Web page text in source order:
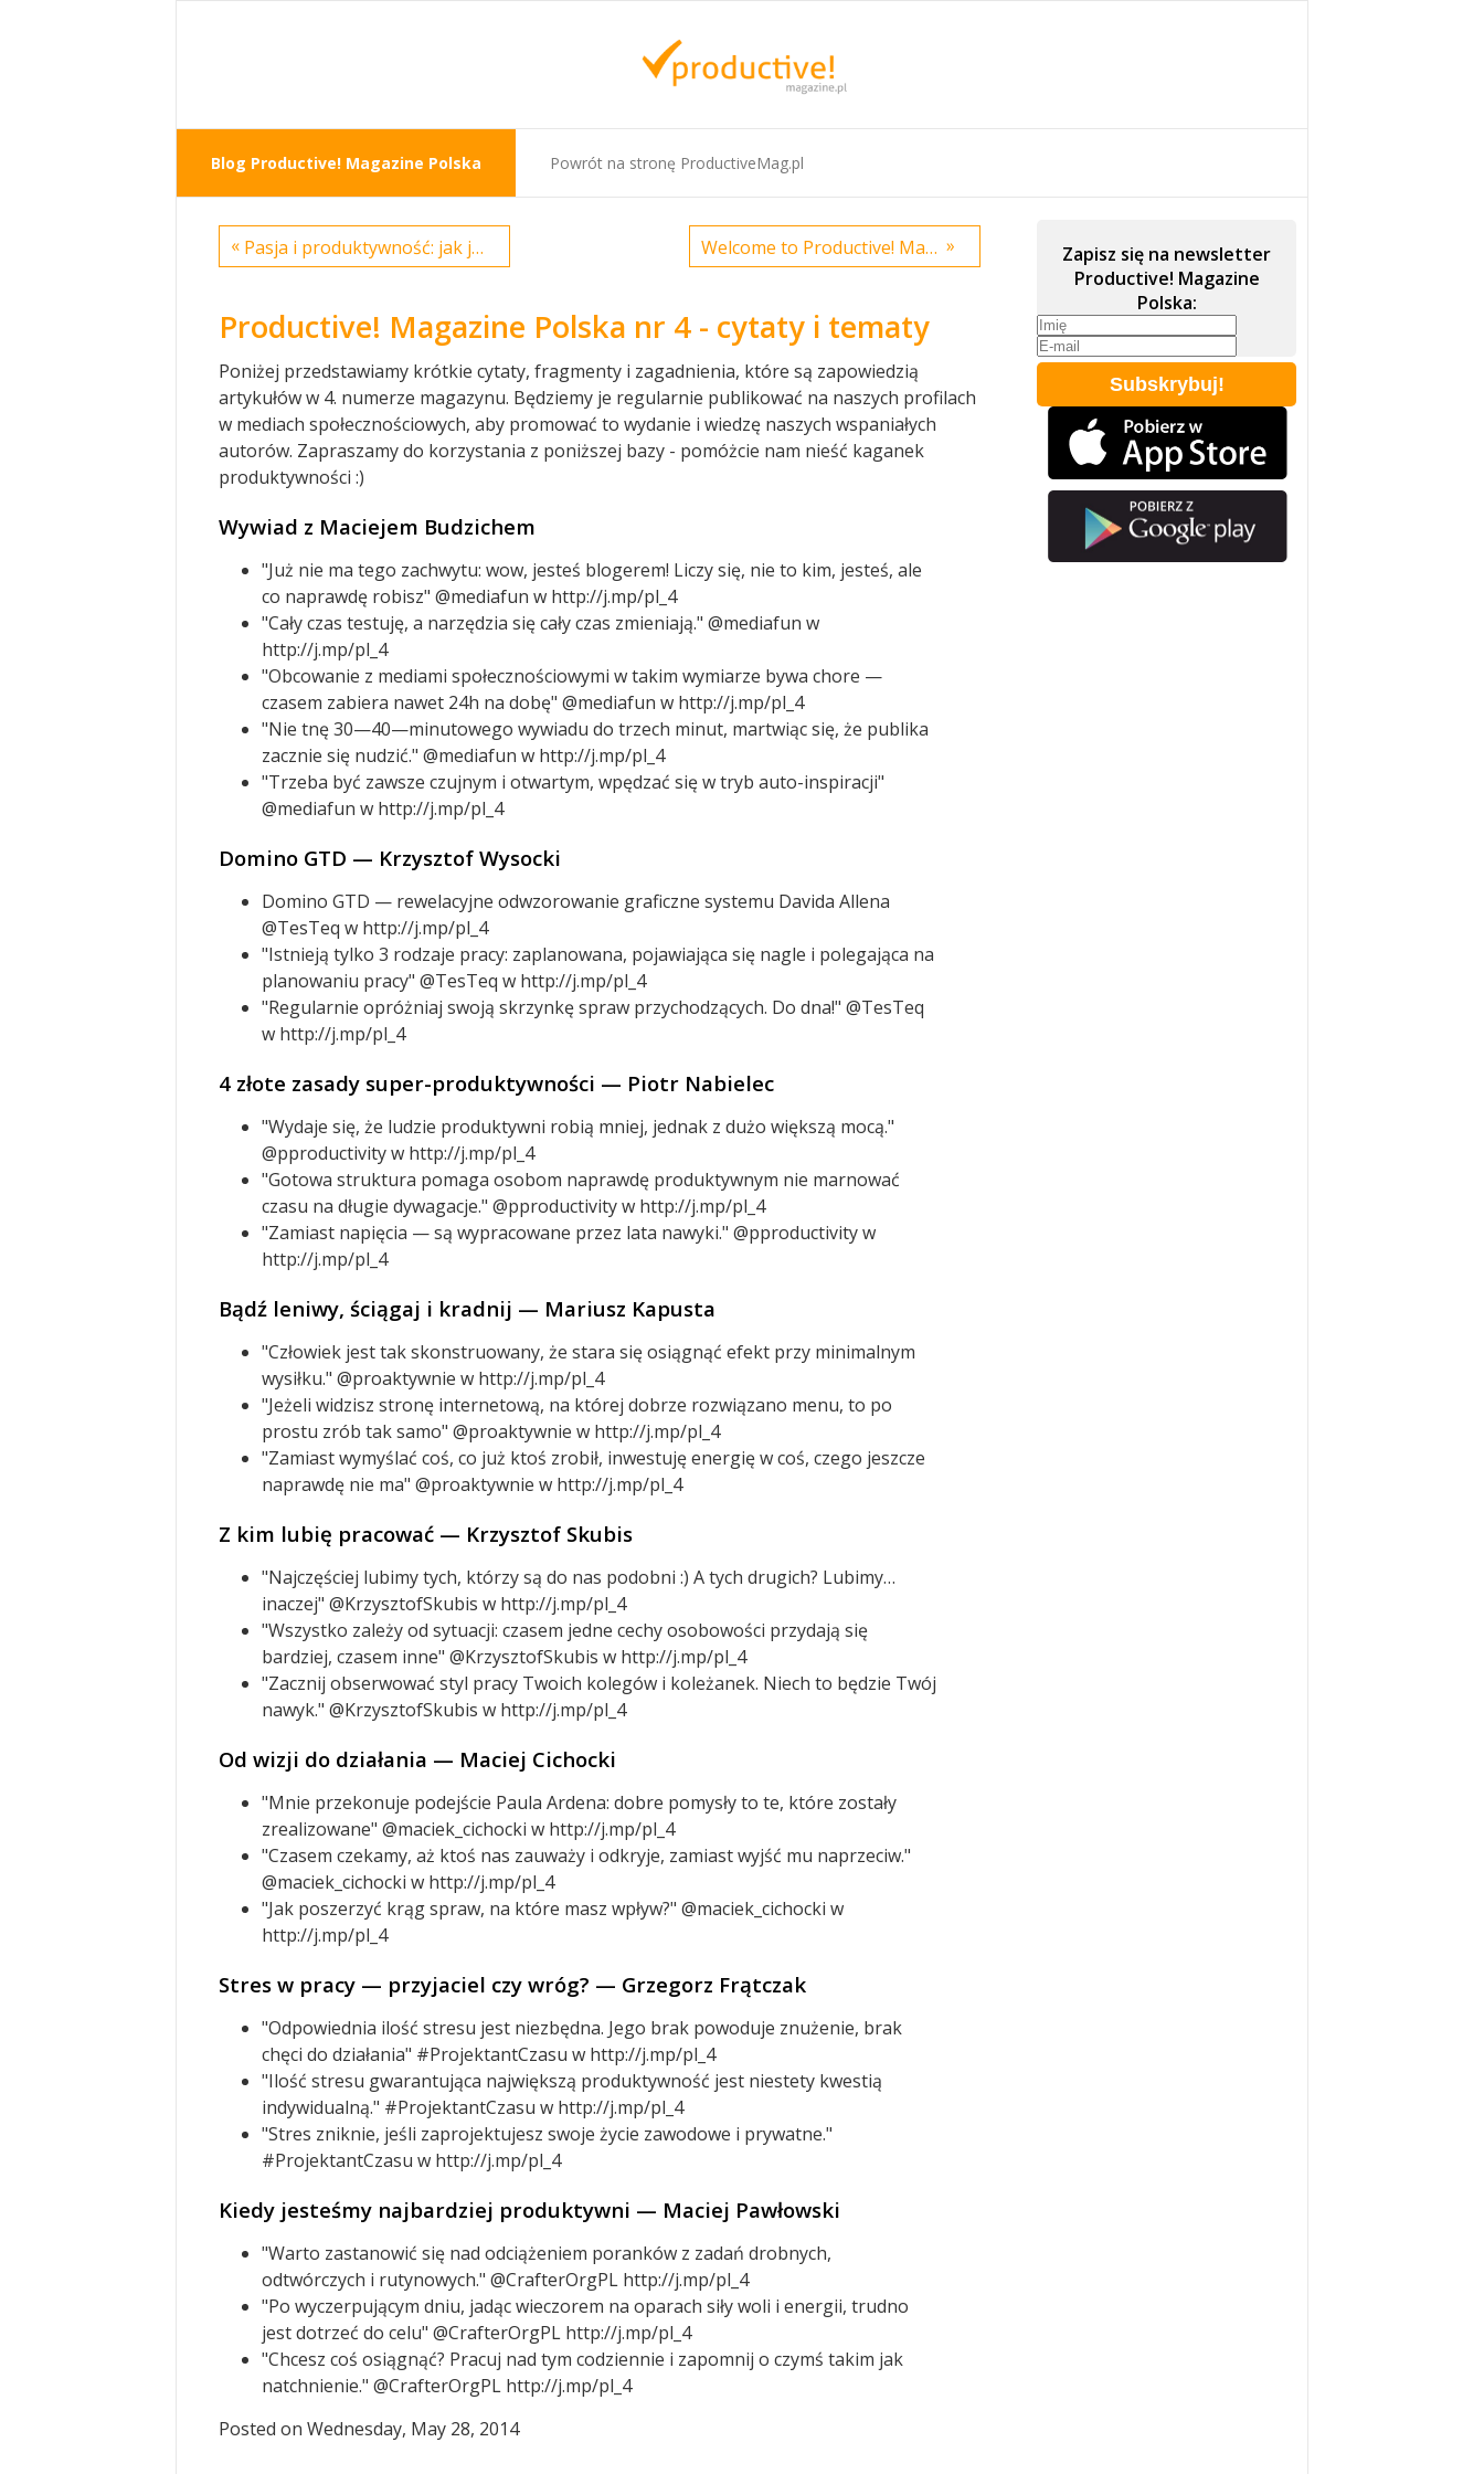
Blog Productive! Magazine Polska Powrót na stronę ProductiveMag.pl
« Pasja i produktywność: jak je połączyć i osiągać cele? Czytaj Productive! Welcome to Productive! Mag Blog »
Productive! Magazine Polska nr 4 - cytaty i tematy
Poniżej przedstawiamy krótkie cytaty, fragmenty i zagadnienia, które są zapowiedzią
artykułów w 4. numerze magazynu. Będziemy je regularnie publikować na naszych profilach
w mediach społecznościowych, aby promować to wydanie i wiedzę naszych wspaniałych
autorów. Zapraszamy do korzystania z poniższej bazy - pomóżcie nam nieść kaganek
produktywności :)
Wywiad z Maciejem Budzichem
"Już nie ma tego zachwytu: wow, jesteś blogerem! Liczy się, nie to kim, jesteś, ale
co naprawdę robisz" @mediafun w http://j.mp/pl_4
"Cały czas testuję, a narzędzia się cały czas zmieniają." @mediafun w
http://j.mp/pl_4
"Obcowanie z mediami społecznościowymi w takim wymiarze bywa chore —
czasem zabiera nawet 24h na dobę" @mediafun w http://j.mp/pl_4
"Nie tnę 30—40—minutowego wywiadu do trzech minut, martwiąc się, że publika
zacznie się nudzić." @mediafun w http://j.mp/pl_4
"Trzeba być zawsze czujnym i otwartym, wpędzać się w tryb auto-inspiracji"
@mediafun w http://j.mp/pl_4
Domino GTD — Krzysztof Wysocki
Domino GTD — rewelacyjne odwzorowanie graficzne systemu Davida Allena
@TesTeq w http://j.mp/pl_4
"Istnieją tylko 3 rodzaje pracy: zaplanowana, pojawiająca się nagle i polegająca na
planowaniu pracy" @TesTeq w http://j.mp/pl_4
"Regularnie opróżniaj swoją skrzynkę spraw przychodzących. Do dna!" @TesTeq
w http://j.mp/pl_4
4 złote zasady super-produktywności — Piotr Nabielec
"Wydaje się, że ludzie produktywni robią mniej, jednak z dużo większą mocą."
@pproductivity w http://j.mp/pl_4
"Gotowa struktura pomaga osobom naprawdę produktywnym nie marnować
czasu na długie dywagacje." @pproductivity w http://j.mp/pl_4
"Zamiast napięcia — są wypracowane przez lata nawyki." @pproductivity w
http://j.mp/pl_4
Bądź leniwy, ściągaj i kradnij — Mariusz Kapusta
"Człowiek jest tak skonstruowany, że stara się osiągnąć efekt przy minimalnym
wysiłku." @proaktywnie w http://j.mp/pl_4
"Jeżeli widzisz stronę internetową, na której dobrze rozwiązano menu, to po
prostu zrób tak samo" @proaktywnie w http://j.mp/pl_4
"Zamiast wymyślać coś, co już ktoś zrobił, inwestuję energię w coś, czego jeszcze
naprawdę nie ma" @proaktywnie w http://j.mp/pl_4
Z kim lubię pracować — Krzysztof Skubis
"Najczęściej lubimy tych, którzy są do nas podobni :) A tych drugich? Lubimy…
inaczej" @KrzysztofSkubis w http://j.mp/pl_4
"Wszystko zależy od sytuacji: czasem jedne cechy osobowości przydają się
bardziej, czasem inne" @KrzysztofSkubis w http://j.mp/pl_4
"Zacznij obserwować styl pracy Twoich kolegów i koleżanek. Niech to będzie Twój
nawyk." @KrzysztofSkubis w http://j.mp/pl_4
Od wizji do działania — Maciej Cichocki
"Mnie przekonuje podejście Paula Ardena: dobre pomysły to te, które zostały
zrealizowane" @maciek_cichocki w http://j.mp/pl_4
"Czasem czekamy, aż ktoś nas zauważy i odkryje, zamiast wyjść mu naprzeciw."
@maciek_cichocki w http://j.mp/pl_4
"Jak poszerzyć krąg spraw, na które masz wpływ?" @maciek_cichocki w
http://j.mp/pl_4
Stres w pracy — przyjaciel czy wróg? — Grzegorz Frątczak
"Odpowiednia ilość stresu jest niezbędna. Jego brak powoduje znużenie, brak
chęci do działania" #ProjektantCzasu w http://j.mp/pl_4
"Ilość stresu gwarantująca największą produktywność jest niestety kwestią
indywidualną." #ProjektantCzasu w http://j.mp/pl_4
"Stres zniknie, jeśli zaprojektujesz swoje życie zawodowe i prywatne."
#ProjektantCzasu w http://j.mp/pl_4
Kiedy jesteśmy najbardziej produktywni — Maciej Pawłowski
"Warto zastanowić się nad odciążeniem poranków z zadań drobnych,
odtwórczych i rutynowych." @CrafterOrgPL http://j.mp/pl_4
"Po wyczerpującym dniu, jadąc wieczorem na oparach siły woli i energii, trudno
jest dotrzeć do celu" @CrafterOrgPL http://j.mp/pl_4
"Chcesz coś osiągnąć? Pracuj nad tym codziennie i zapomnij o czymś takim jak
natchnienie." @CrafterOrgPL http://j.mp/pl_4
Posted on Wednesday, May 28, 2014
Zapisz się na newsletter
Productive! Magazine
Polska: